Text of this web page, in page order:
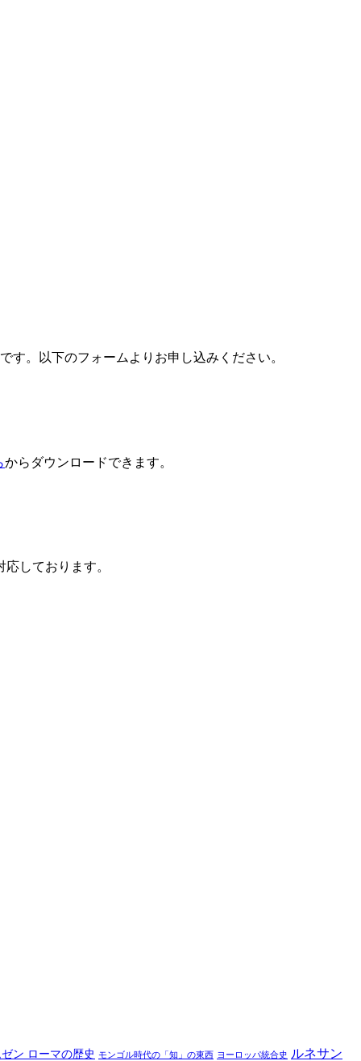
。以下のフォームよりお申し込みください。
からダウンロードできます。
しております。
ン ローマの歴史 モンゴル時代の「知」の東西 ヨーロッパ統合史 ルネサン